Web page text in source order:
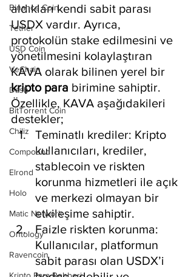
Binance Coin
Tether
USD Coin
VeChain
Dash
BitTorrent Coin
Chiliz
Compound
Elrond
Holo
Matic Network
Ontology
Ravencoin
aldıkları kendi sabit parası
USDX vardır. Ayrıca,
protokolün stake edilmesini ve
yönetilmesini kolaylaştıran
KAVA olarak bilinen yerel bir
kripto para birimine sahiptir.
Özellikle, KAVA aşağıdakileri
destekler;
Teminatlı krediler: Kripto
kullanıcıları, krediler,
stablecoin ve riskten
korunma hizmetleri ile açık
ve merkezi olmayan bir
etkileşime sahiptir.
Faizle riskten korunma:
Kullanıcılar, platformun
sabit parası olan USDX’i